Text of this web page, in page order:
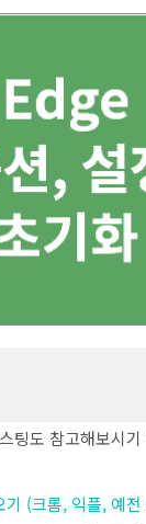
] 엣지 브라
팅도 참고해보시기
(크롬, 익플, 예